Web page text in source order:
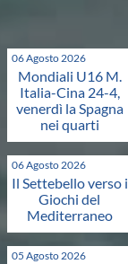
06 Agosto 2026
Mondiali U16 M.
Italia-Cina 24-4,
venerdì la Spagna
nei quarti
06 Agosto 2026
Il Settebello verso i
Giochi del
Mediterraneo
05 Agosto 2026